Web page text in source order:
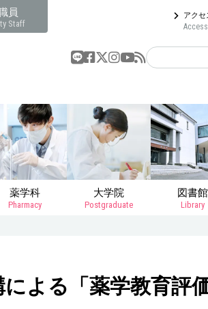
員
Staff
アクセ
Access
薬学科
Pharmacy
大学院
Postgraduate
図書館
Library
よる「薬学教育評